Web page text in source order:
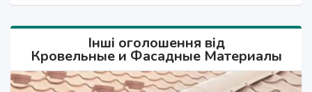
Інші оголошення від
Кровельные и Фасадные Материалы